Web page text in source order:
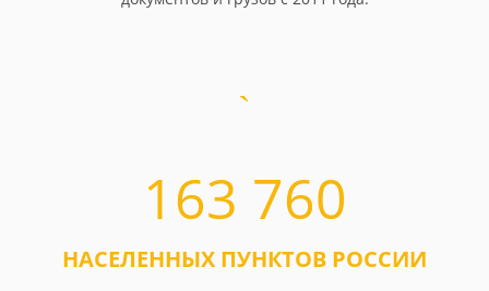
163 760
НАСЕЛЕННЫХ ПУНКТОВ РОССИИ